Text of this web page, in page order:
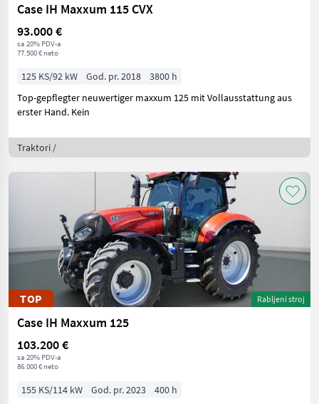
Case IH Maxxum 115 CVX
93.000 €
sa 20% PDV-a
77.500 € neto
125 KS/92 kW God. pr. 2018
3800 h
Top-gepflegter neuwertiger maxxum 125 mit Vollausstattung aus
erster Hand. Kein
Traktori /
TOP Rabljeni stroj
Case IH Maxxum 125
103.200 €
sa 20% PDV-a
86.000 € neto
155 KS/114 kW God. pr. 2023
400 h